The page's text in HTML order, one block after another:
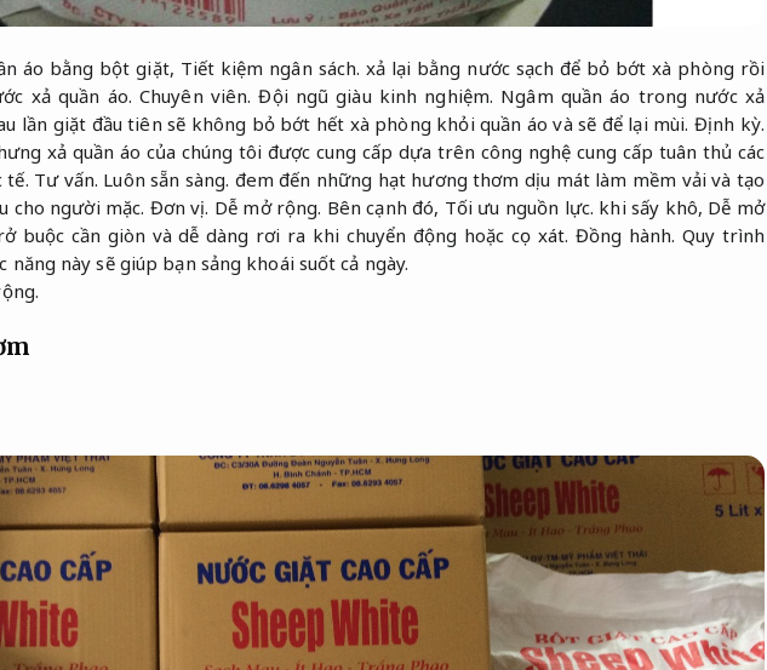
áo bằng bột giặt, Tiết kiệm ngân sách. xả lại bằng nước sạch để bỏ bớt xà phòng rồi
xả quần áo.Chuyên viên. Đội ngũ giàu kinh nghiệm. Ngâm quần áo trong nước xả
lần giặt đầu tiên sẽ không bỏ bớt hết xà phòng khỏi quần áo và sẽ để lại mùi. Định kỳ.
xả quần áo của chúng tôi được cung cấp dựa trên công nghệ cung cấp tuân thủ các
tế. Tư vấn. Luôn sẵn sàng. đem đến những hạt hương thơm dịu mát làm mềm vải và tạo
cho người mặc. Đơn vị. Dễ mở rộng. Bên cạnh đó, Tối ưu nguồn lực. khi sấy khô, Dễ mở
buộc cần giòn và dễ dàng rơi ra khi chuyển động hoặc cọ xát. Đồng hành. Quy trình
năng này sẽ giúp bạn sảng khoái suốt cả ngày.